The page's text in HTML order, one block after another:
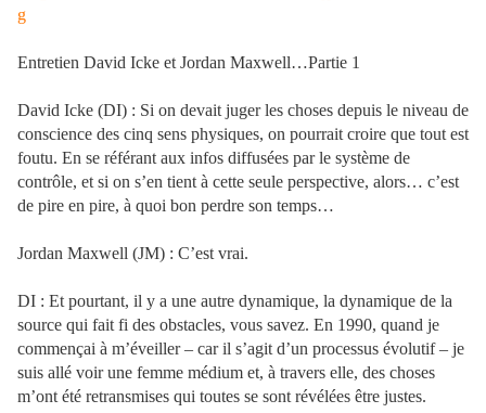
Entretien David Icke et Jordan Maxwell…Partie 1
David Icke (DI) : Si on devait juger les choses depuis le niveau de
conscience des cinq sens physiques, on pourrait croire que tout est
foutu. En se référant aux infos diffusées par le système de
contrôle, et si on s’en tient à cette seule perspective, alors… c’est
de pire en pire, à quoi bon perdre son temps…
Jordan Maxwell (JM) : C’est vrai.
DI : Et pourtant, il y a une autre dynamique, la dynamique de la
source qui fait fi des obstacles, vous savez. En 1990, quand je
commençai à m’éveiller – car il s’agit d’un processus évolutif – je
suis allé voir une femme médium et, à travers elle, des choses
m’ont été retransmises qui toutes se sont révélées être justes.